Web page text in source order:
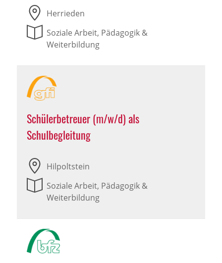
Herrieden
Soziale Arbeit, Pädagogik &
Weiterbildung
Schülerbetreuer (m/w/d) als
Schulbegleitung
Hilpoltstein
Soziale Arbeit, Pädagogik &
Weiterbildung